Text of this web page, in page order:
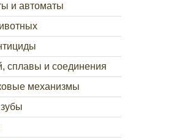
и автоматы
сплавы и соединения
механизмы